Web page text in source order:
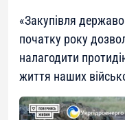
«Закупівля
початку року
налагодити
життя наших